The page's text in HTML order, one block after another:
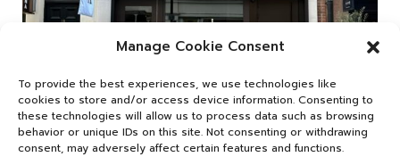
Manage Cookie Consent
To provide the best experiences, we use technologies like
cookies to store and/or access device information. Consenting to
these technologies will allow us to process data such as browsing
behavior or unique IDs on this site. Not consenting or withdrawing
consent, may adversely affect certain features and functions.